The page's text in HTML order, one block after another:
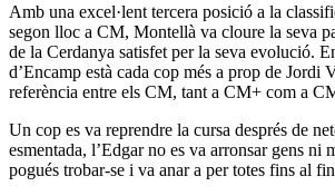
Amb una excel·lent tercera posició a la
segon lloc a CM, Montellà va cloure la seva
de la Cerdanya satisfet per la seva evolució.
d’Encamp està cada cop més a prop de Jordi
referència entre els CM, tant a CM+ com a
Un cop es va reprendre la cursa després de
esmentada, l’Edgar no es va arronsar gens ni
pogués trobar-se i va anar a per totes fins al